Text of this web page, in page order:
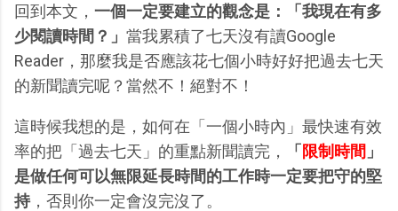
回到本文， 一個一定要建立的觀念是：「我現在有多
少閱讀時間？」 當我累積了七天沒有讀Google
Reader，那麼我是否應該花七個小時好好把過去七天
的新聞讀完呢？當然不！絕對不！
這時候我想的是，如何在「一個小時內」最快速有效
率的把「過去七天」的重點新聞讀完，
「限制時間 」
是做任何可以無限延長時間的工作時一定要把守的堅
持，否則你一定會沒完沒了。